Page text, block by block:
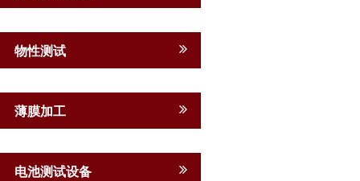
物性测试
薄膜加工
电池测试设备